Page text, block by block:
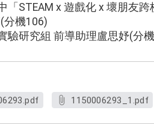
「STEAM x 遊戲化 x 壞朋友跨
分機106)
驗研究組 前導助理盧思妤(分機
1150006293_1.pdf